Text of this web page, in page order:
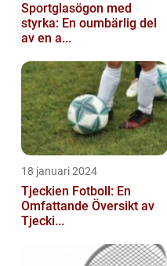
Sportglasögon med
styrka: En oumbärlig del
av en a...
18 januari 2024
Tjeckien Fotboll: En
Omfattande Översikt av
Tjecki...